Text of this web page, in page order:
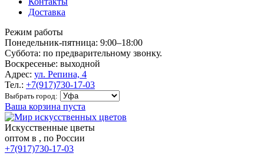
Доставка
Режим работы
Понедельник-пятница: 9:00–18:00
Суббота: по предварительному звонку.
Воскресенье: выходной
Адрес: ул. Репина, 4
Тел.: +7(917)730-17-03
Выбрать город:
Ваша корзина пуста
Искусственные цветы
оптом в , по России
+7(917)730-17-03